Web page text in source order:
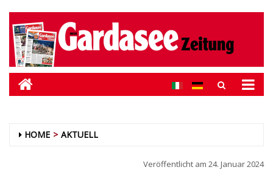
HOME AKTUELL
Veröffentlicht am 24. Januar 2024